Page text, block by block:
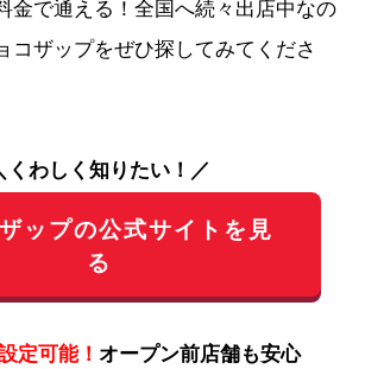
金で通える！全国へ続々出店中なの
コザップをぜひ探してみてくださ
くわしく知りたい！／
ップの公式サイトを見
る
定可能！ オープン前店舗も安心